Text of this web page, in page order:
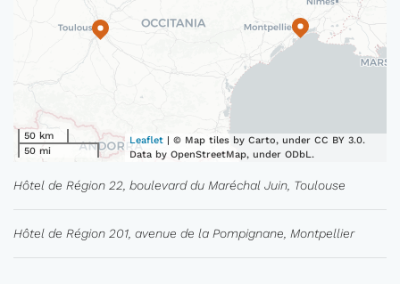
50 km
50 mi
Leaflet | © Map tiles by Carto, under CC BY 3.0.
Data by OpenStreetMap, under ODbL.
Hôtel de Région 22, boulevard du Maréchal Juin, Toulouse
Hôtel de Région 201, avenue de la Pompignane, Montpellier